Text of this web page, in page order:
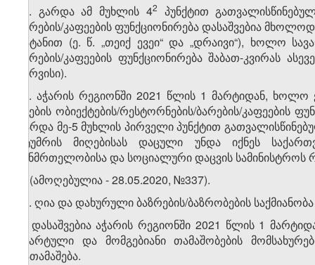
. გარდა ამ მუხლის 4​​2
პუნქტით
ბარების/კაფეების ფუნქციონირება დასაშვებია
გატანით (ე. წ. „თეიქ ევეი“ და „დრაივი“), ხოლო
ბარების/კაფეების ფუნქციონირება შაბათ-კვირას
სერვისი).
. აჭარის რეგიონში 2021 წლის 1 მარტიდან, ხოლო
კვების ობიექტების/რესტორნების/ბარების/
გარდა მე-5 მუხლის პირველი პუნქტით
სტუმრის მიღებისას დაცული უნდა იქნეს
ჯანმრთელობისა და სოციალური დაცვის სამინისტროს
5. (ამოღებულია - 28.05.2020, №337).
. ღია და დახურული ბაზრების/ბაზრობების
6. დასაშვებია აჭარის რეგიონში 2021 წლის 1
აზარტული და მომგებიანი თამაშობების
გათამაშება.